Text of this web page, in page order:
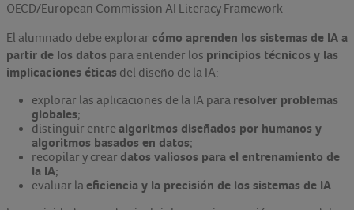
OECD/European Commission AI Literacy Framework
El alumnado debe explorar cómo aprenden los sistemas de IA a
partir de los datos para entender los principios técnicos y las
implicaciones éticas del diseño de la IA:
explorar las aplicaciones de la IA para resolver problemas
globales;
distinguir entre algoritmos diseñados por humanos y
algoritmos basados en datos;
recopilar y crear datos valiosos para el entrenamiento de
la IA;
evaluar laeficiencia y la precisión de los sistemas de IA.